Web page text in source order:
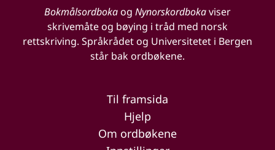
Bokmålsordbokaog Nynorskordbokaviser
skrivemåte og bøying i tråd med norsk
rettskriving. Språkrådet og Universitetet i Bergen
står bak ordbøkene.
Til framsida
Hjelp
Om ordbøkene